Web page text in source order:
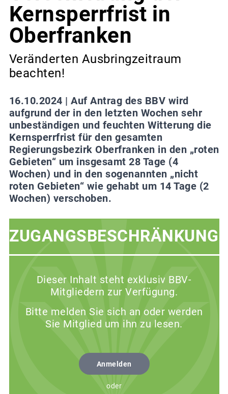
Kernsperrfrist in
Oberfranken
Veränderten Ausbringzeitraum
beachten!
16.10.2024 | Auf Antrag des BBV wird
aufgrund der in den letzten Wochen sehr
unbeständigen und feuchten Witterung die
Kernsperrfrist für den gesamten
Regierungsbezirk Oberfranken in den „roten
Gebieten“ um insgesamt 28 Tage (4
Wochen) und in den sogenannten „nicht
roten Gebieten“ wie gehabt um 14 Tage (2
Wochen) verschoben.
ZUGANGSBESCHRÄNKUNG
Dieser Inhalt steht exklusiv BBV-
Mitgliedern zur Verfügung.
Bitte melden Sie sich an oder werden
Sie Mitglied um ihn zu lesen.
Anmelden
oder